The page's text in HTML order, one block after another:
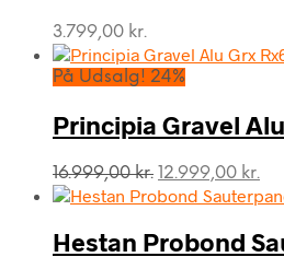
3.799,00 kr.
På Udsalg! 24%
Principia Gravel
16.999,00kr. Den
oprindelige
var:
12.999,00 kr.
er:
Hestan Probond